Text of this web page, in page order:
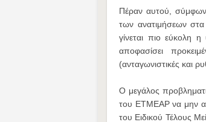
Πέραν αυτού,
των ανατιμήσεων στα
γίνεται πιο εύκολη
αποφασίσει
(ανταγωνιστικές και
Ο μεγάλος
του ΕΤΜΕΑΡ να μην
του Ειδικού Τέλους